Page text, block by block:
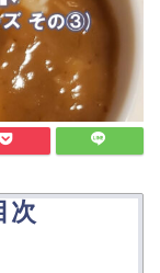
次